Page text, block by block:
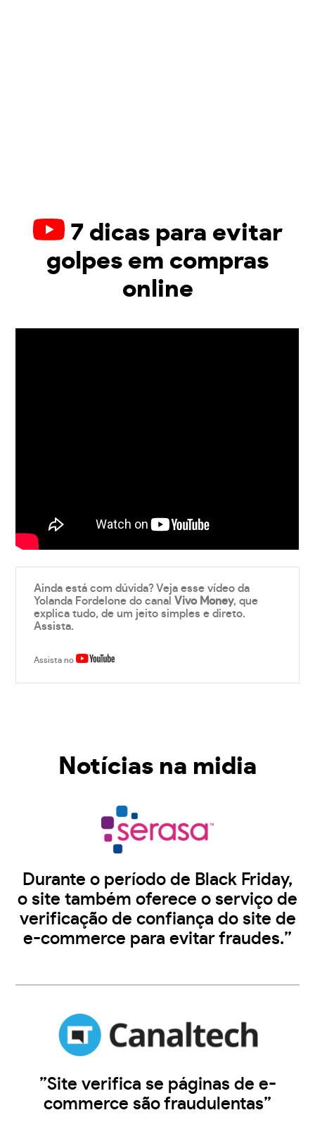
7 dicas para evitar
golpes em compras
online
Ainda está com dúvida? Veja esse vídeo da
Yolanda Fordelone do canalVivo Money, que
explica tudo, de um jeito simples e direto.
Assista.
Assista no
Notícias na midia
Durante o período de Black Friday,
o site também oferece o serviço de
verificação de confiança do site de
e-commerce para evitar fraudes.”
”Site verifica se páginas de e-
commerce são fraudulentas”